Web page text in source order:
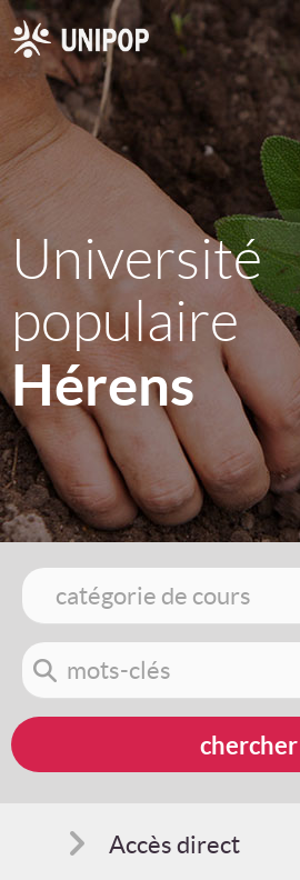
Université
populaire
Hérens
Accès direct